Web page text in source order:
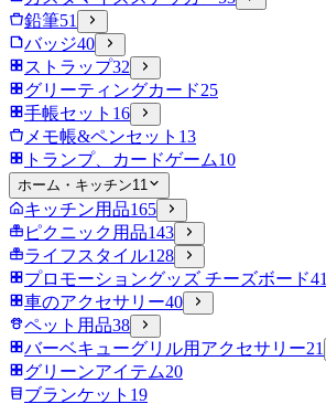
鉛筆51
バッジ40
ストラップ32
グリーティングカード25
手帳セット 16
メモ帳&ペンセット 13
トランプ、カードゲーム10
ホーム・キッチン11
キッチン用品165
ピクニック用品143
ライフスタイル128
プロモーショングッズ チーズボード41
車のアクセサリー40
ペット用品38
バーベキューグリル用アクセサリー21
グリーンアイテム20
ブランケット 19